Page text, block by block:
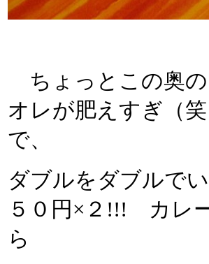
ちょっとこの奥の
オレが肥えすぎ（
で、
ダブルをダブルで
５０円×２!!! カレ
ら